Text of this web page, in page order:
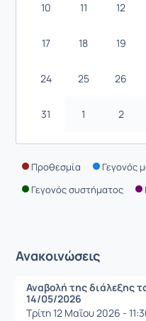
10 11 12
17 18 19
24 25 26
31 1 2
Προθεσμία
Γεγονός
Γεγονός συστήματος
Ανακοινώσεις
Αναβολή της διάλεξης
14/05/2026
Τρίτη 12 Μαΐου 2026 -